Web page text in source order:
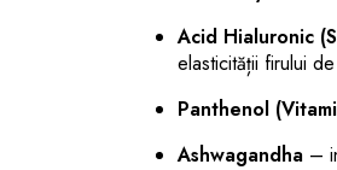
Acid Hialuronic
elasticității firului
Panthenol
Ashwagandha –